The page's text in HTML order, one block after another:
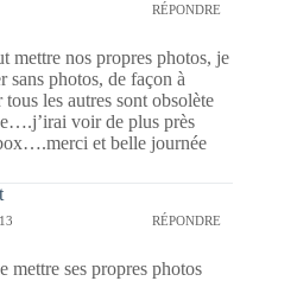
RÉPONDRE
mettre nos propres photos, je
sans photos, de façon à
les autres sont obsolète
voir de plus près
et belle journée
RÉPONDRE
mettre ses propres photos